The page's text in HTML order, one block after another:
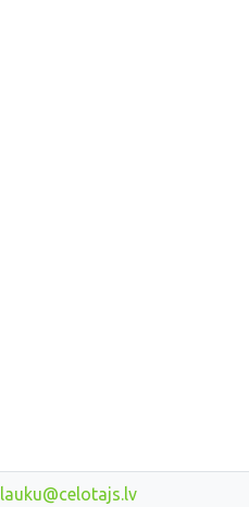
lauku@celotajs.lv